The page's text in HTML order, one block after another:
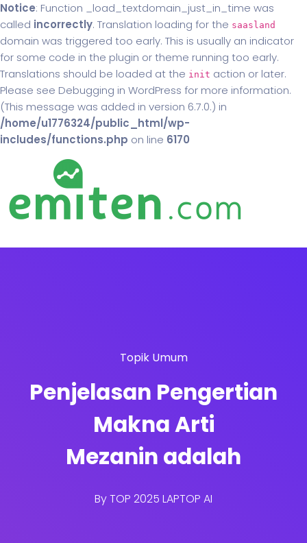
Notice: Function _load_textdomain_just_in_time was
called incorrectly. Translation loading for the saasland
domain was triggered too early. This is usually an indicator
for some code in the plugin or theme running too early.
Translations should be loaded at the init action or later.
Please see Debugging in WordPress for more information.
(This message was added in version 6.7.0.) in
/home/u1776324/public_html/wp-
includes/functions.php on line 6170
Topik Umum
Penjelasan Pengertian
Makna Arti
Mezanin adalah
ByTOP 2025 LAPTOP AI